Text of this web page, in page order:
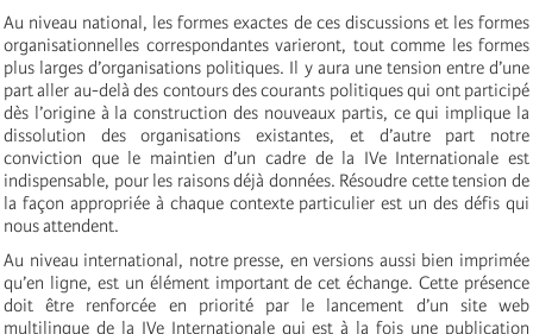
Au niveau national, les formes exactes de ces discussions et les formes
organisationnelles correspondantes varieront, tout comme les formes
plus larges d’organisations politiques. Il y aura une tension entre d’une
part aller au-delà des contours des courants politiques qui ont participé
dès l’origine à la construction des nouveaux partis, ce qui implique la
dissolution des organisations existantes, et d’autre part notre
conviction que le maintien d’un cadre de la IVe Internationale est
indispensable, pour les raisons déjà données. Résoudre cette tension de
la façon appropriée à chaque contexte particulier est un des défis qui
nous attendent.
Au niveau international, notre presse, en versions aussi bien imprimée
qu’en ligne, est un élément important de cet échange. Cette présence
doit être renforcée en priorité par le lancement d’un site web
multilingue de la IVe Internationale qui est à la fois une publication